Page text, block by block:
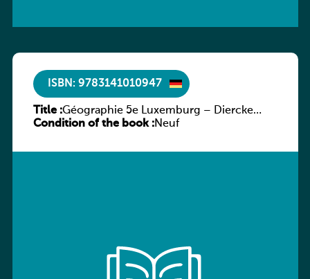
ISBN: 9783141010947
Title :Géographie 5e Luxemburg – Diercke
Praxis
Condition of the book :Neuf